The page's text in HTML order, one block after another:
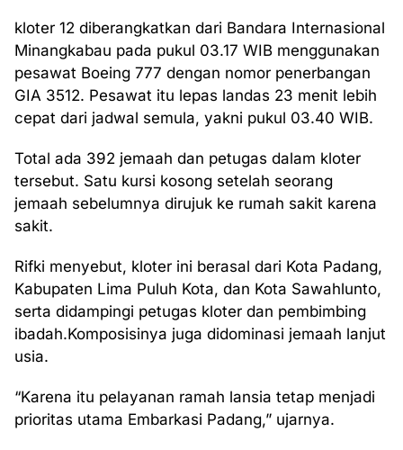
kloter 12 diberangkatkan dari Bandara Internasional
Minangkabau pada pukul 03.17 WIB menggunakan
pesawat Boeing 777 dengan nomor penerbangan
GIA 3512. Pesawat itu lepas landas 23 menit lebih
cepat dari jadwal semula, yakni pukul 03.40 WIB.
Total ada 392 jemaah dan petugas dalam kloter
tersebut. Satu kursi kosong setelah seorang
jemaah sebelumnya dirujuk ke rumah sakit karena
sakit.
Rifki menyebut, kloter ini berasal dari Kota Padang,
Kabupaten Lima Puluh Kota, dan Kota Sawahlunto,
serta didampingi petugas kloter dan pembimbing
ibadah.Komposisinya juga didominasi jemaah lanjut
usia.
“Karena itu pelayanan ramah lansia tetap menjadi
prioritas utama Embarkasi Padang,” ujarnya.